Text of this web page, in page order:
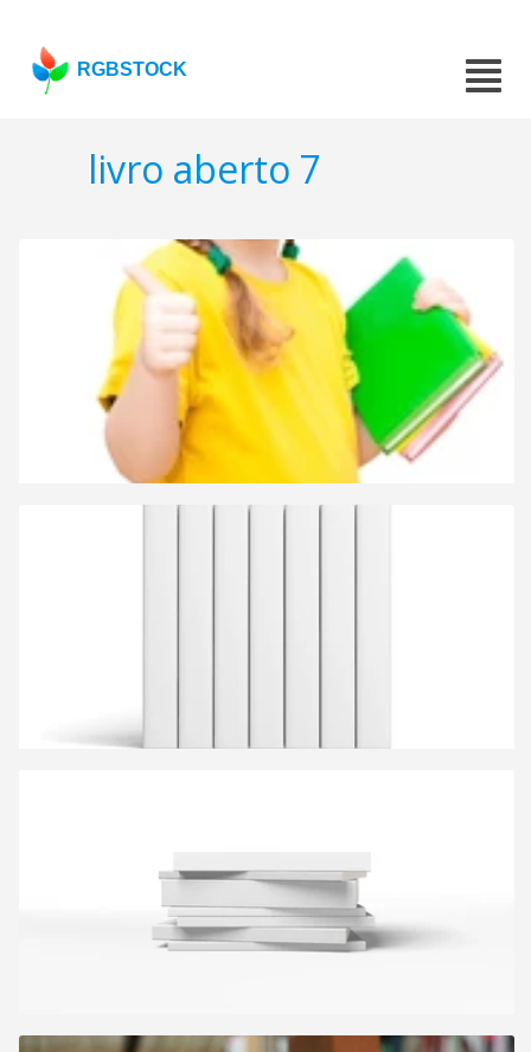
RGBSTOCK
livro aberto 7